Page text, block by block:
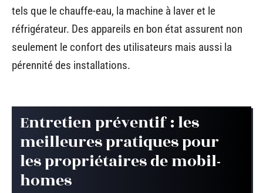
tels que le chauffe-eau, la machine à laver et le
réfrigérateur. Des appareils en bon état assurent non
seulement le confort des utilisateurs mais aussi la
pérennité des installations.
Entretien préventif : les
meilleures pratiques pour
les propriétaires de mobil-
homes